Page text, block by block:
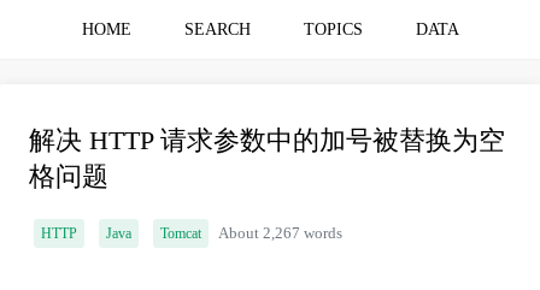
HOME SEARCH TOPICS DATA
解决 HTTP 请求参数中的加号被替换为空
格问题
HTTP Java Tomcat About 2,267 words